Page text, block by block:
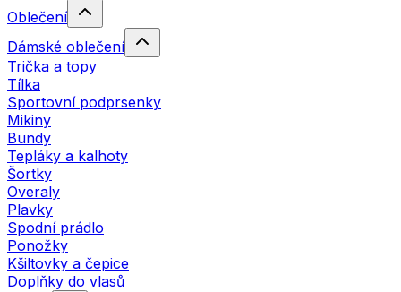
Oblečení
Dámské oblečení
Trička a topy
Tílka
Sportovní podprsenky
Mikiny
Bundy
Tepláky a kalhoty
Šortky
Overaly
Plavky
Spodní prádlo
Ponožky
Kšiltovky a čepice
Doplňky do vlasů